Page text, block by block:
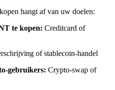
trading commissies
hangt af van uw doelen:
te kopen: Creditcard of
of stablecoin-handel
gebruikers: Crypto-swap of